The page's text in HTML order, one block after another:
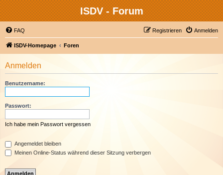
ISDV - Forum
FAQ Anmelden
Registrieren
ISDV-Homepage Foren
Anmelden
Benutzername:
Passwort:
Ich habe mein Passwort vergessen
Angemeldet bleiben
Meinen Online-Status während dieser Sitzung verbergen